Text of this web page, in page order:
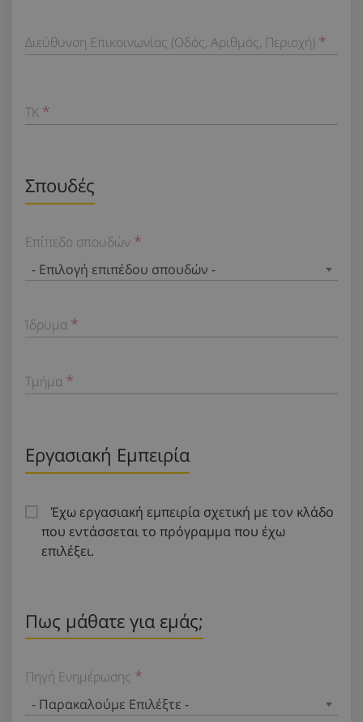
Διεύθυνση Επικοινωνίας (Οδός, Αριθμός, Περιοχή)
TK
Σπουδές
Επίπεδο σπουδών
- Επιλογή επιπέδου σπουδών -
Ίδρυμα
Τμήμα
Εργασιακή Εμπειρία
Έχω εργασιακή εμπειρία σχετική με τον κλάδο
που εντάσσεται το πρόγραμμα που έχω
επιλέξει.
Πως μάθατε για εμάς;
Πηγή Ενημέρωσης
- Παρακαλούμε Επιλέξτε -